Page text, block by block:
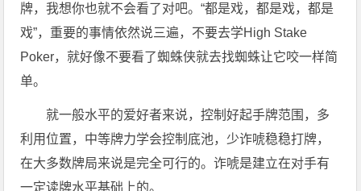
牌，我想你也就不会看了对吧。“都是戏，都是戏，都是
戏”，重要的事情依然说三遍，不要去学High Stake
Poker，就好像不要看了蜘蛛侠就去找蜘蛛让它咬一样简
单。
就一般水平的爱好者来说，控制好起手牌范围，多
利用位置，中等牌力学会控制底池，少诈唬稳稳打牌，
在大多数牌局来说是完全可行的。诈唬是建立在对手有
一定读牌水平基础上的。